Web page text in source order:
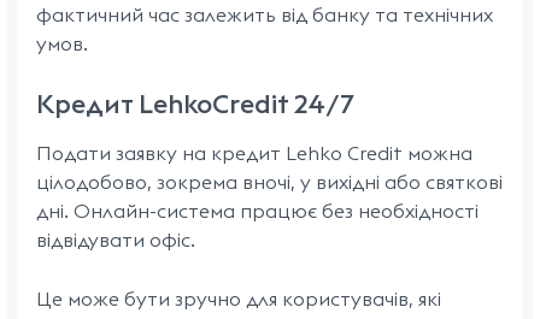
фактичний час залежить від банку та технічних
умов.
Кредит LehkoCredit 24/7
Подати заявку на кредит Lehko Credit можна
цілодобово, зокрема вночі, у вихідні або святкові
дні. Онлайн-система працює без необхідності
відвідувати офіс.
Це може бути зручно для користувачів, які